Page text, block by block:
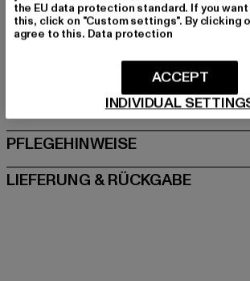
Hersteller: Brandit Textil GmbH |
GRÖSSE & PASSFORM
PFLEGEHINWEISE
LIEFERUNG & RÜCKGABE
the EU data protection standard. If you
this, click on "Custom settings". By clicking
agree to this. Data protection
INDIVIDUAL
ACCEPT